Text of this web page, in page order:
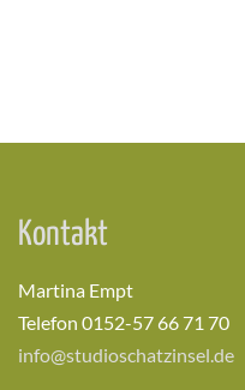
Kontakt
Martina Empt
Telefon 0152-57 66 71 70
info@studioschatzinsel.de